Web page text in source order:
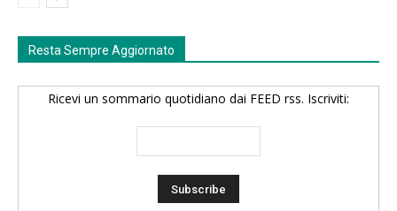
Resta Sempre Aggiornato
Ricevi un sommario quotidiano dai FEED rss. Iscriviti: